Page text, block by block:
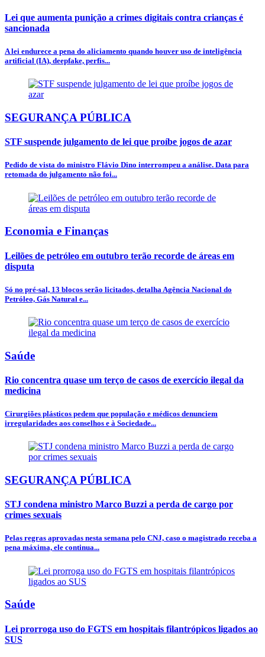
Lei que aumenta punição a crimes digitais contra crianças é
sancionada
A lei endurece a pena do aliciamento quando houver uso de inteligência
artificial (IA), deepfake, perfis...
SEGURANÇA PÚBLICA
STF suspende julgamento de lei que proíbe jogos de azar
Pedido de vista do ministro Flávio Dino interrompeu a análise. Data para
retomada do julgamento não foi...
Economia e Finanças
Leilões de petróleo em outubro terão recorde de áreas em
disputa
Só no pré-sal, 13 blocos serão licitados, detalha Agência Nacional do
Petróleo, Gás Natural e...
Saúde
Rio concentra quase um terço de casos de exercício ilegal da
medicina
Cirurgiões plásticos pedem que população e médicos denunciem
irregularidades aos conselhos e à Sociedade...
SEGURANÇA PÚBLICA
STJ condena ministro Marco Buzzi a perda de cargo por
crimes sexuais
Pelas regras aprovadas nesta semana pelo CNJ, caso o magistrado receba a
pena máxima, ele continua...
Saúde
Lei prorroga uso do FGTS em hospitais filantrópicos ligados ao
SUS